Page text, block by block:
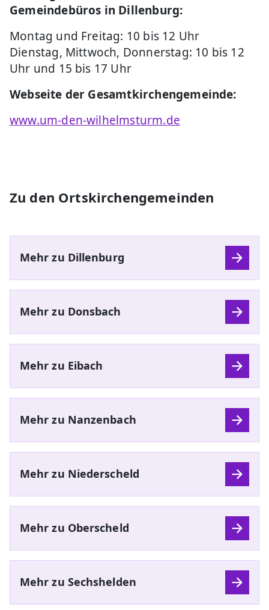
Gemeindebüros in Dillenburg:
Montag und Freitag: 10 bis 12 Uhr
Dienstag, Mittwoch, Donnerstag: 10 bis 12
Uhr und 15 bis 17 Uhr
Webseite der Gesamtkirchengemeinde:
www.um-den-wilhelmsturm.de
Zu den Ortskirchengemeinden
Mehr zu Dillenburg
Mehr zu Donsbach
Mehr zu Eibach
Mehr zu Nanzenbach
Mehr zu Niederscheld
Mehr zu Oberscheld
Mehr zu Sechshelden